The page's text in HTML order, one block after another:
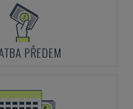
PŘEDEM